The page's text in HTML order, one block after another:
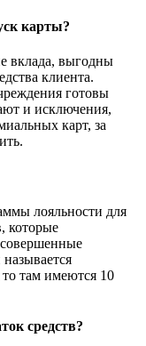
карты?
вклада, выгодны
клиента.
готовы
и исключения,
карт, за
лояльности для
которые
совершенные
там имеются 10
средств?